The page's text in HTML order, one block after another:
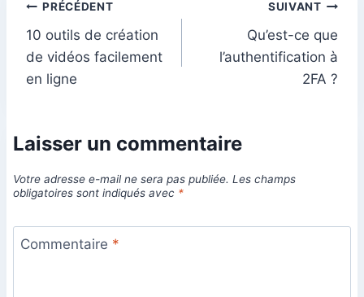
Navigation
de
l’article
PRÉCÉDENT
10 outils de création
de vidéos facilement
en ligne
SUIVANT
Qu’est-ce que
l’authentification à
2FA ?
Laisser un commentaire
Votre adresse e-mail ne sera pas publiée. Les champs
obligatoires sont indiqués avec *
Commentaire *